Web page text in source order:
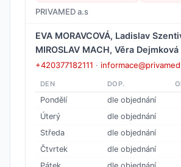
PRIVAMED a.s
EVA MORAVCOVÁ, Ladislav
MIROSLAV MACH, Věra Dejmková
+420377182111 ·
DEN DOP.
Pondělí
dle objednání
Úterý
dle objednání
Středa
dle objednání
Čtvrtek
dle objednání